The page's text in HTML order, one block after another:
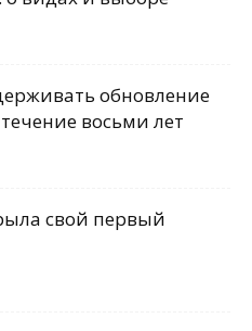
обновление
восьми лет
свой первый